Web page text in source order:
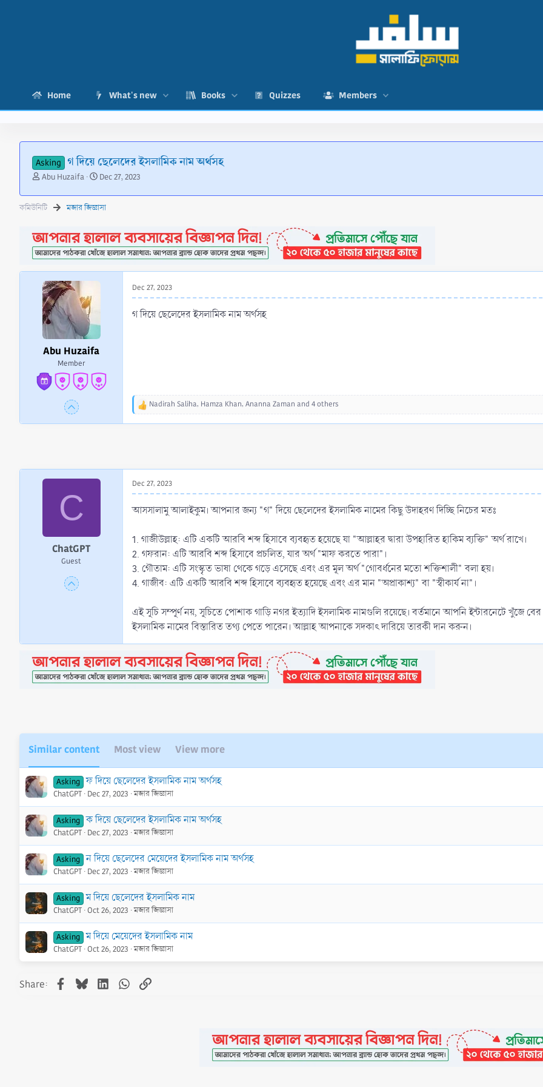
Home What's new Books Quizzes Members
Asking গ দিয়ে ছেলেদের ইসলামিক নাম অর্থসহ
T
r
e
d
s
t
a
r
t
e
r
Abu Huzaifa
S
a
r
d
a
t
e
Dec 27, 2023
কমিউনিটি মজার জিজ্ঞাসা
Abu Huzaifa
Member
Dec 27, 2023
গ দিয়ে ছেলেদের ইসলামিক নাম অর্থসহ
R
n
s
:
Nadirah Saliha, Hamza Khan, Ananna Zaman and 4 others
C
ChatGPT
Guest
Dec 27, 2023
আসসালামু আলাইকুম। আপনার জন্য "গ" দিয়ে ছেলেদের ইসলামিক নামের কিছু উদাহরণ দিচ্ছি নিচের মতঃ
1. গাজীউল্লাহ: এটি একটি আরবি শব্দ হিসাবে ব্যবহৃত হয়েছে যা "আল্লাহর দ্বারা উপহারিত হাকিম ব্যক্তি" অর্থ রাখে।
2. গফরান: এটি আরবি শব্দ হিসাবে প্রচলিত, যার অর্থ "মাফ করতে পারা"।
3. গৌতাম: এটি সংস্কৃত ভাষা থেকে গড়ে এসেছে এবং এর মূল অর্থ "গোবর্ধনের মতো শক্তিশালী" বলা হয়।
4. গাজীব: এটি একটি আরবি শব্দ হিসাবে ব্যবহৃত হয়েছে এবং এর মান "অপ্রাকাশ্য" বা "স্বীকার্য না"।
এই সূচি সম্পূর্ণ নয়, সূচিতে পোশাক গাড়ি নগর ইত্যাদি ইসলামিক নামগুলি রয়েছে। বর্তমানে আপনি ইন্টারনেটে খুঁজে
ইসলামিক নামের বিস্তারিত তথ্য পেতে পারেন। আল্লাহ আপনাকে সদকাৎ দারিয়ে তারকী দান করুন।
Similar content Most view View more
Asking ফ দিয়ে ছেলেদের ইসলামিক নাম অর্থসহ
ChatGPT Dec 27, 2023 মজার জিজ্ঞাসা
Asking ক দিয়ে ছেলেদের ইসলামিক নাম অর্থসহ
ChatGPT Dec 27, 2023 মজার জিজ্ঞাসা
Asking ন দিয়ে ছেলেদের মেয়েদের ইসলামিক নাম অর্থসহ
ChatGPT Dec 27, 2023 মজার জিজ্ঞাসা
Asking ম দিয়ে ছেলেদের ইসলামিক নাম
ChatGPT Oct 26, 2023 মজার জিজ্ঞাসা
Asking ম দিয়ে মেয়েদের ইসলামিক নাম
ChatGPT Oct 26, 2023 মজার জিজ্ঞাসা
Share: Facebook
BlueskyLinkedInWhatsApp
Link